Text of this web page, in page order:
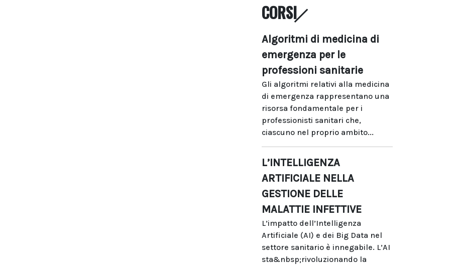
CORSI
Algoritmi di medicina di
emergenza per le
professioni sanitarie
Gli algoritmi relativi alla medicina
di emergenza rappresentano una
risorsa fondamentale per i
professionisti sanitari che,
ciascuno nel proprio ambito...
L’INTELLIGENZA
ARTIFICIALE NELLA
GESTIONE DELLE
MALATTIE INFETTIVE
L’impatto dell’Intelligenza
Artificiale (AI) e dei Big Data nel
settore sanitario è innegabile. L’AI
sta&nbsp;rivoluzionando la